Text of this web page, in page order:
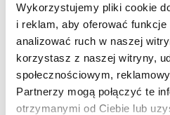
Wykorzystujemy pliki cookie
i reklam, aby oferować funkcje
analizować ruch w naszej
korzystasz z naszej witryny,
społecznościowym,
Partnerzy mogą połączyć te
otrzymanymi od Ciebie lub